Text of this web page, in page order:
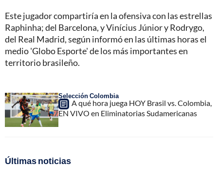
Este jugador compartiría en la ofensiva con las estrellas
Raphinha; del Barcelona, y Vinícius Júnior y Rodrygo,
del Real Madrid, según informó en las últimas horas el
medio 'Globo Esporte' de los más importantes en
territorio brasileño.
Selección Colombia
A qué hora juega HOY Brasil vs. Colombia,
EN VIVO en Eliminatorias Sudamericanas
Últimas noticias